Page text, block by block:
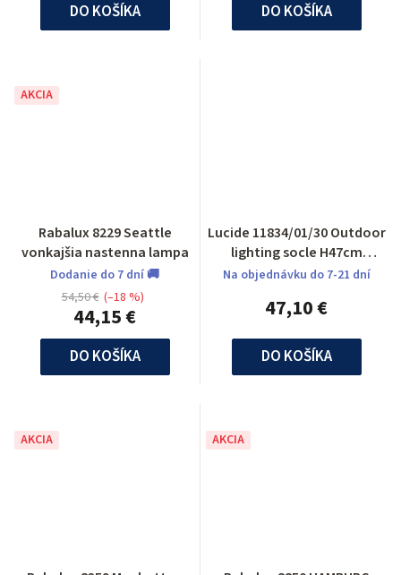
DO KOŠÍKA DO KOŠÍKA
AKCIA
Rabalux 8229 Seattle
vonkajšia nastenna lampa
Dodanie do 7 dní 🚚
44,15 €
54,50 € (–18 %)
DO KOŠÍKA
Lucide 11834/01/30 Outdoor
lighting socle H47cm
E27/60W Black
Na objednávku do 7-21 dní
47,10 €
DO KOŠÍKA
AKCIA AKCIA